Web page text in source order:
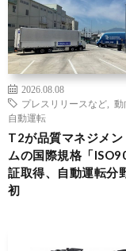
2026.08.08
プレスリリースなど
動
自動運転
T2が品質マネジメン
ムの国際規格「
証取得、自動運転分
初